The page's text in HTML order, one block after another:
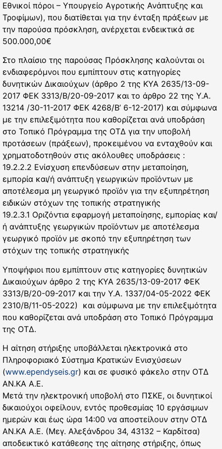
Εθνικοί πόροι – Υπουργείο Αγροτικής Ανάπτυξης και
Τροφίμων), που διατίθεται για την ένταξη πράξεων με
την παρούσα πρόσκληση, ανέρχεται ενδεικτικά σε
500.000,00€
Στο πλαίσιο της παρούσας Πρόσκλησης καλούνται οι
ενδιαφερόμνοι που εμπίπτουν στις κατηγορίες
δυνητικών Δικαιούχων (άρθρο 2 της ΚΥΑ 2635/13-09-
2017 ΦΕΚ 3313/Β/20-09-2017 και το άρθρο 22 της Υ.Α.
13214 /30-11-2017 ΦΕΚ 4268/Β’ 6-12-2017) και σύμφωνα
με την επιλεξιμότητα που καθορίζεται ανά υποδράση
στο Τοπικό Πρόγραμμα της ΟΤΔ για την υποβολή
προτάσεων (πράξεων), προκειμένου να ενταχθούν και
χρηματοδοτηθούν στις ακόλουθες υποδράσεις :
19.2.2.2 Ενίσχυση επενδύσεων στην μεταποίηση,
εμπορία και/ή ανάπτυξη γεωργικών προϊόντων με
αποτέλεσμα μη γεωργικό προϊόν για την εξυπηρέτηση
ειδικών στόχων της τοπικής στρατηγικής
19.2.3.1 Οριζόντια εφαρμογή μεταποίησης, εμπορίας και/
ή ανάπτυξης γεωργικών προϊόντων με αποτέλεσμα
γεωργικό προϊόν με σκοπό την εξυπηρέτηση των
στόχων της τοπικής στρατηγικής
Υποψήφιοι που εμπίπτουν στις κατηγορίες δυνητικών
Δικαιούχων άρθρο 2 της ΚΥΑ 2635/13-09-2017 ΦΕΚ
3313/Β/20-09-2017 και την Υ.Α. 1337/04-05-2022 ΦΕΚ
2310/Β/11-05-2022) και σύμφωνα με την επιλεξιμότητα
που καθορίζεται ανά υποδράση στο Τοπικό Πρόγραμμα
της ΟΤΔ.
Η αίτηση στήριξης υποβάλλεται ηλεκτρονικά στο
Πληροφοριακό Σύστημα Κρατικών Ενισχύσεων
(www.ependyseis.gr) και σε φυσικό φάκελο στην ΟΤΔ
ΑΝ.ΚΑ Α.Ε.
Μετά την ηλεκτρονική υποβολή στο ΠΣΚΕ, οι δυνητικοί
δικαιούχοι οφείλουν, εντός προθεσμίας 10 εργάσιμων
ημερών και έως ώρα 14:00 να αποστείλουν στην ΟΤΔ
ΑΝ.ΚΑ Α.Ε. (Μεγ. Αλεξάνδρου 34, 43132 – Καρδίτσα)
αποδεικτικό κατάθεσης της αίτησης στήριξης, όπως